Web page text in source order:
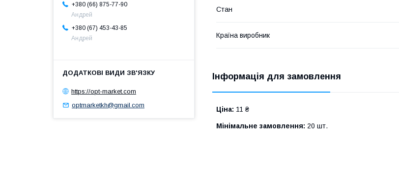
Стан
Країна виробник
Інформація для замовлення
Ціна: 11 ₴
Мінімальне замовлення: 20 шт.
+380 (66) 875-77-90
Андрей
+380 (67) 453-43-85
Андрей
https://opt-market.com
optmarketkh@gmail.com